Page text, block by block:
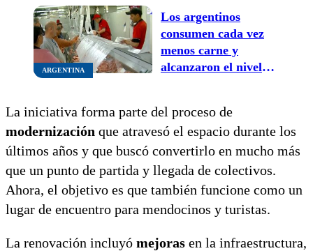
ARGENTINA
Los argentinos
consumen cada vez
menos carne y
alcanzaron el nivel
La iniciativa forma parte del proceso de
modernización que atravesó el espacio durante los
últimos años y que buscó convertirlo en mucho más
que un punto de partida y llegada de colectivos.
Ahora, el objetivo es que también funcione como un
lugar de encuentro para mendocinos y turistas.
La renovación incluyó mejoras en la infraestructura,